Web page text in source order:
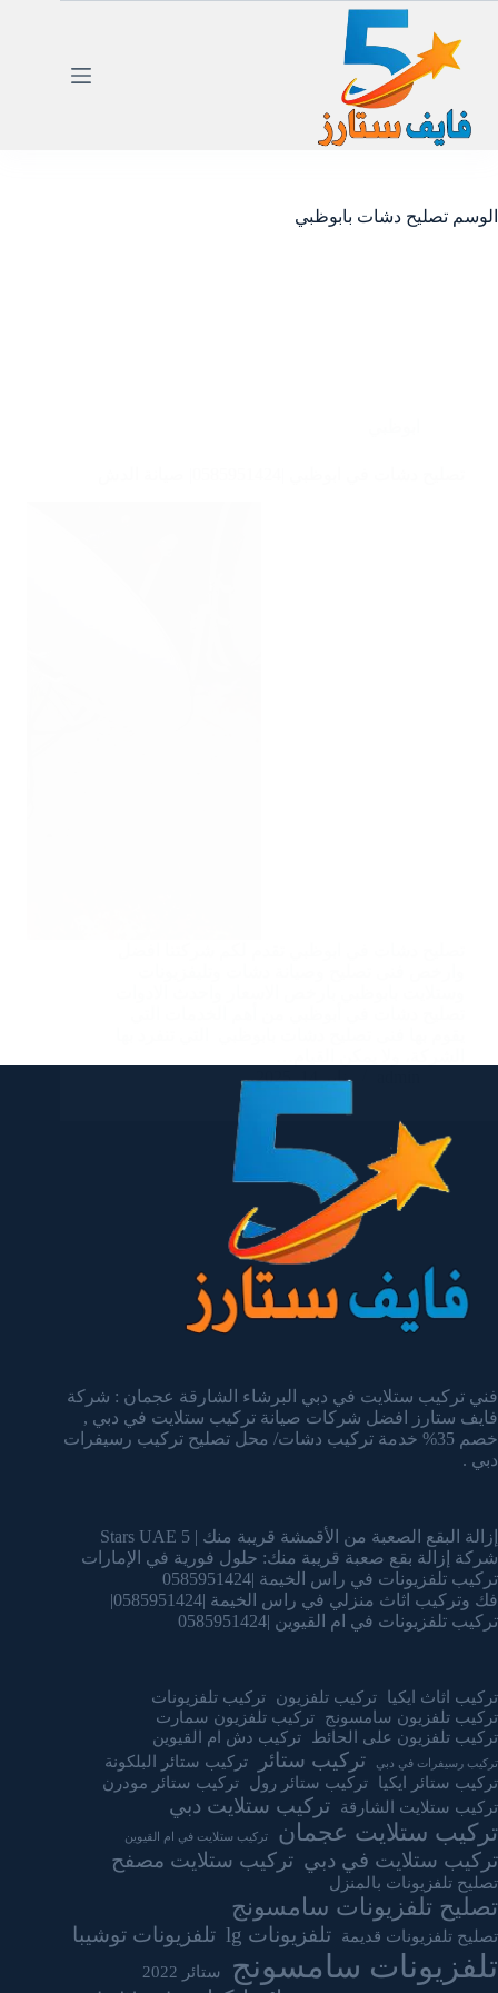
المحتوى
الوسم تصليح دشات بابوظبي
يناير 14, 2025
فني تركيب ستلايت في دبي البرشاء الشارقة عجمان : شركة
فايف ستارز افضل شركات صيانة تركيب ستلايت في دبي ,
خصم 35% خدمة تركيب دشات/ محل تصليح تركيب رسيفرات
دبي .
إزالة البقع الصعبة من الأقمشة قريبة منك | 5 Stars UAE
شركة إزالة بقع صعبة قريبة منك: حلول فورية في الإمارات
تركيب تلفزيونات في راس الخيمة |0585951424
فك وتركيب اثاث منزلي في راس الخيمة |0585951424|
تركيب تلفزيونات في ام القيوين |0585951424
تركيب اثاث ايكيا تركيب تلفزيون
تركيب تلفزيونات
تركيب تلفزيون سامسونج
تركيب تلفزيون سمارت
تركيب تلفزيون على الحائط
تركيب دش ام القيوين
تركيب رسيفرات في دبي تركيب ستائر
تركيب ستائر البلكونة
تركيب ستائر ايكيا
تركيب ستائر رول
تركيب ستائر مودرن
تركيب ستلايت الشارقة
تركيب ستلايت دبي
تركيب ستلايت عجمان تركيب ستلايت في ام القيوين
تركيب ستلايت في دبي تركيب ستلايت مصفح
تصليح تلفزيونات بالمنزل
تصليح تلفزيونات سامسونج
تصليح تلفزيونات قديمة تلفزيونات lg تلفزيونات توشيبا
تلفزيونات سامسونج ستائر 2022